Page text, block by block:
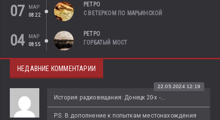
07
МАР
08:22
РЕТРО
С ВЕТЕРКОМ ПО МАРЬИНСКОЙ
04
МАР
08:55
РЕТРО
ГОРБАТЫЙ МОСТ
НЕДАВНИЕ КОММЕНТАРИИ
История радиовещания: Донецк 20-х -...
22.05.2024 12:19
P.S. В дополнение к попыткам местонахождения